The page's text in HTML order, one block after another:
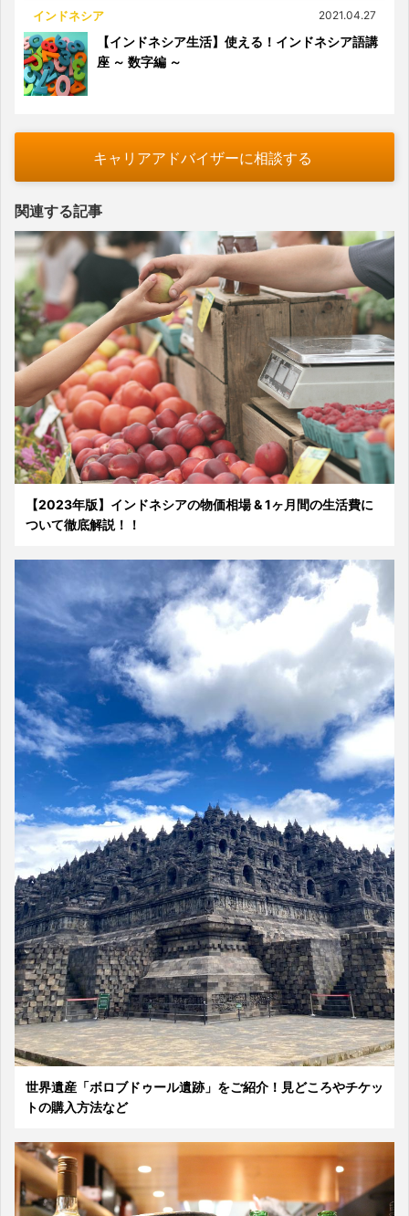
インドネシア 2021.04.27
【インドネシア生活】使える！インドネシア語講
座 ～ 数字編 ～
キャリアアドバイザーに相談する
関連する記事
【2023年版】インドネシアの物価相場 & 1ヶ月間の生活費に
ついて徹底解説！！
世界遺産「ボロブドゥール遺跡」をご紹介！見どころやチケッ
トの購入方法など